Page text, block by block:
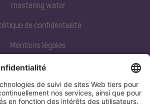
Contact direct
Tel:+33 3 88 65 76 00
Email:info@kessel.fr
mastering water
de confidentialité
Mentions légales